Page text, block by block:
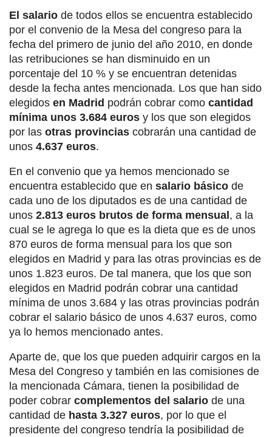
El salario de todos ellos se encuentra establecido
por el convenio de la Mesa del congreso para la
fecha del primero de junio del año 2010, en donde
las retribuciones se han disminuido en un
porcentaje del 10 % y se encuentran detenidas
desde la fecha antes mencionada. Los que han sido
elegidos en Madrid podrán cobrar como cantidad
mínima unos 3.684 euros y los que son elegidos
por las otras provincias cobrarán una cantidad de
unos 4.637 euros.
En el convenio que ya hemos mencionado se
encuentra establecido que en salario básico de
cada uno de los diputados es de una cantidad de
unos 2.813 euros brutos de forma mensual , a la
cual se le agrega lo que es la dieta que es de unos
870 euros de forma mensual para los que son
elegidos en Madrid y para las otras provincias es de
unos 1.823 euros. De tal manera, que los que son
elegidos en Madrid podrán cobrar una cantidad
mínima de unos 3.684 y las otras provincias podrán
cobrar el salario básico de unos 4.637 euros, como
ya lo hemos mencionado antes.
Aparte de, que los que pueden adquirir cargos en la
Mesa del Congreso y también en las comisiones de
la mencionada Cámara, tienen la posibilidad de
poder cobrar complementos del salario de una
cantidad de hasta 3.327 euros, por lo que el
presidente del congreso tendría la posibilidad de